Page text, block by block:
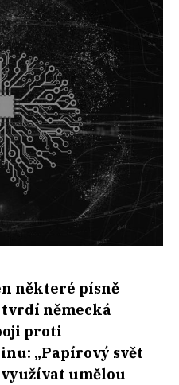
některé písně
německá
proti
„Papírový svět
umělou